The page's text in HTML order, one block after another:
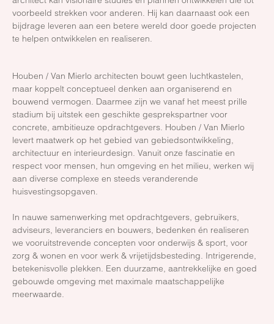
voorbeeld strekken voor anderen. Hij kan daarnaast ook een
bijdrage leveren aan een betere wereld door goede projecten
te helpen ontwikkelen en realiseren.
Houben / Van Mierlo architecten bouwt geen luchtkastelen,
maar koppelt conceptueel denken aan organiserend en
bouwend vermogen. Daarmee zijn we vanaf het meest prille
stadium bij uitstek een geschikte gesprekspartner voor
concrete, ambitieuze opdrachtgevers. Houben / Van Mierlo
levert maatwerk op het gebied van gebiedsontwikkeling,
architectuur en interieurdesign. Vanuit onze fascinatie en
respect voor mensen, hun omgeving en het milieu, werken wij
aan diverse complexe en steeds veranderende
huisvestingsopgaven.
In nauwe samenwerking met opdrachtgevers, gebruikers,
adviseurs, leveranciers en bouwers, bedenken én realiseren
we vooruitstrevende concepten voor onderwijs & sport, voor
zorg & wonen en voor werk & vrijetijdsbesteding. Intrigerende,
betekenisvolle plekken. Een duurzame, aantrekkelijke en goed
gebouwde omgeving met maximale maatschappelijke
meerwaarde.